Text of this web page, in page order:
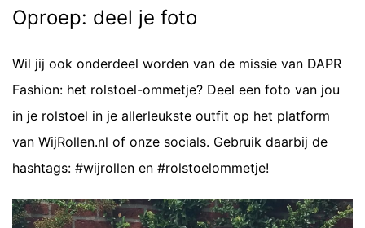
Oproep: deel je foto
Wil jij ook onderdeel worden van de missie van DAPR
Fashion: het rolstoel-ommetje? Deel een foto van jou
in je rolstoel in je allerleukste outfit op het platform
van WijRollen.nl of onze socials. Gebruik daarbij de
hashtags: #wijrollen en #rolstoelommetje!